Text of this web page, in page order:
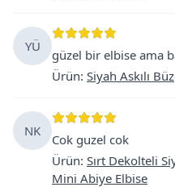
YÜ
güzel bir elbise ama
Ürün: Siyah Askılı
NK
Cok guzel cok
Ürün: Sırt Dekolteli
Mini Abiye Elbise